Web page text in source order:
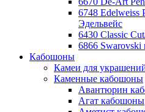
6748 Edelweiss
Эдельвейс
6430 Classic
6866 Swarovski
Кабошоны
Камеи для
Каменные кабошоны
Авантюрин
Агат кабошоны